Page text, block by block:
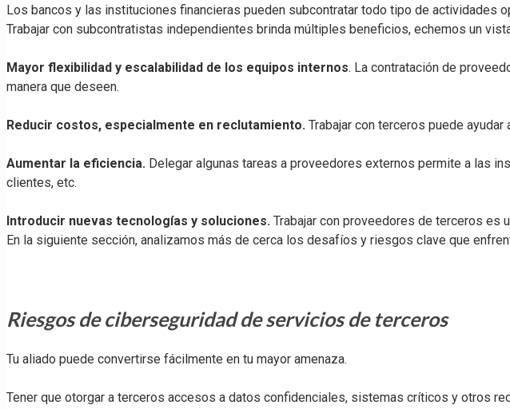
Los bancos y las instituciones financieras pueden subcontratar todo tipo de
Trabajar con subcontratistas independientes brinda múltiples beneficios, echemos un
Mayor flexibilidad y escalabilidad de los equipos internos. La contratación de
manera que deseen.
Reducir costos, especialmente en reclutamiento. Trabajar con terceros puede
Aumentar la eficiencia. Delegar algunas tareas a proveedores externos permite a las
clientes, etc.
Introducir nuevas tecnologías y soluciones. Trabajar con proveedores de terceros es
En la siguiente sección, analizamos más de cerca los desafíos y riesgos clave que
Riesgos de ciberseguridad de servicios de terceros
Tu aliado puede convertirse fácilmente en tu mayor amenaza.
Tener que otorgar a terceros accesos a datos confidenciales, sistemas críticos y otros